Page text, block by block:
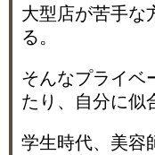
大型店が苦手な
る。
そんなプライベ
たり、自分に似
学生時代、美容